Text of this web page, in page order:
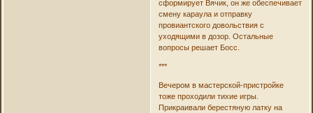
сформирует Вячик, он же обеспечивает
смену караула и отправку
провиантского довольствия с
уходящими в дозор. Остальные
вопросы решает Босс.
***
Вечером в мастерской-пристройке
тоже проходили тихие игры.
Прикраивали берестяную латку на